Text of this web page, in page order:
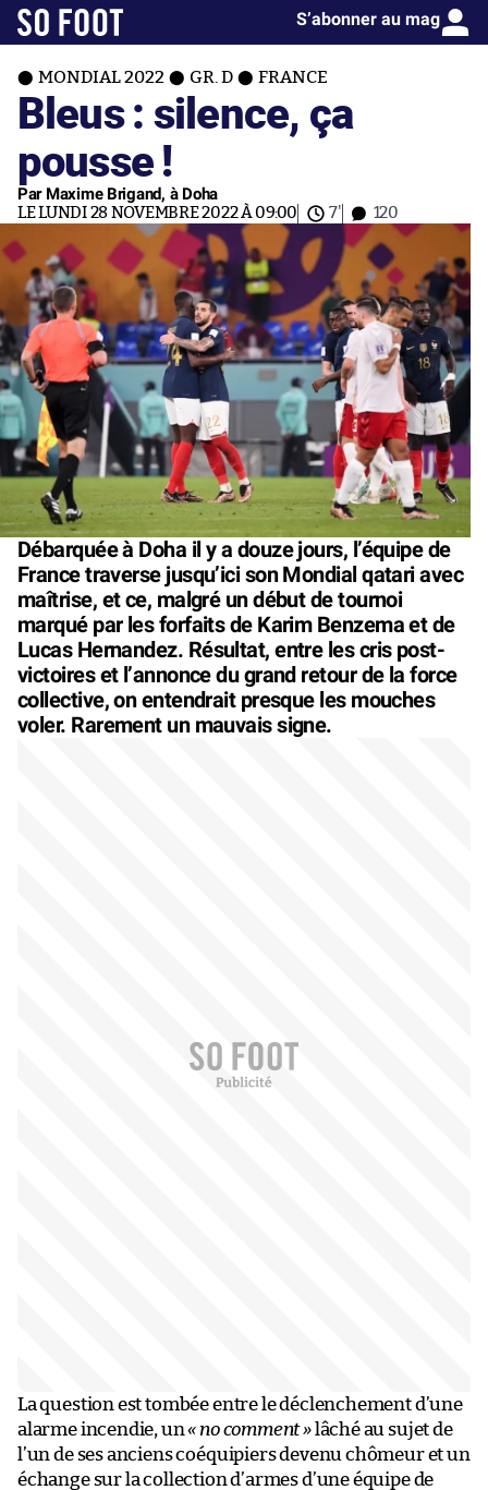
S’abonner au mag
MONDIAL 2022 GR. D FRANCE
Bleus : silence, ça
pousse !
Par Maxime Brigand, à Doha
LE LUNDI 28 NOVEMBRE 2022 À 09:00 7' 120
Débarquée à Doha il y a douze jours, l’équipe de
France traverse jusqu’ici son Mondial qatari avec
maîtrise, et ce, malgré un début de tournoi
marqué par les forfaits de Karim Benzema et de
Lucas Hernandez. Résultat, entre les cris post-
victoires et l’annonce du grand retour de la force
collective, on entendrait presque les mouches
voler. Rarement un mauvais signe.
La question est tombée entre le déclenchement d’une
alarme incendie, un« no comment »lâché au sujet de
l’un de ses anciens coéquipiers devenu chômeur et un
échange sur la collection d’armes d’une équipe de